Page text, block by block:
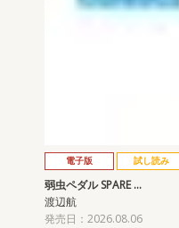
電子版 試し読み
弱虫ペダル SPARE …
渡辺航
発売日：2026.08.06